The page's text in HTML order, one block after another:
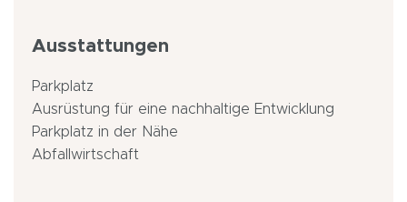
Ausstattungen
Parkplatz
Ausrüstung für eine nachhaltige Entwicklung
Parkplatz in der Nähe
Abfallwirtschaft